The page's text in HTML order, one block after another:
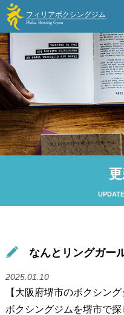
なんとリングガー
2025.01.10
【大阪府堺市のボクシング
ボクシングジムを堺市で